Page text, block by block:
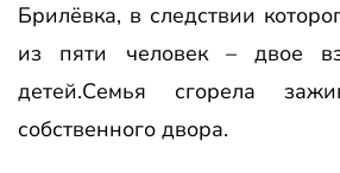
Брилёвка, в следствии
из пяти человек – двое
детей.Семья сгорела
собственного двора.